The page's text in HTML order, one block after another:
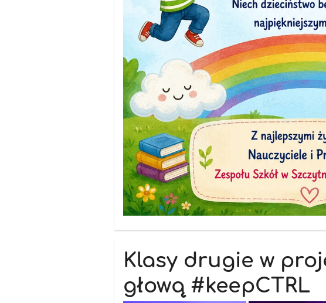
Klasy drugie w
głową #keepCTRL